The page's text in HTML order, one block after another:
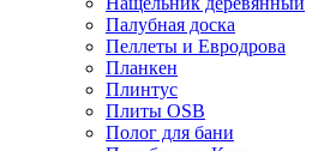
Палубная доска
Пеллеты и Евродрова
Планкен
Плинтус
Плиты OSB
Полог для бани